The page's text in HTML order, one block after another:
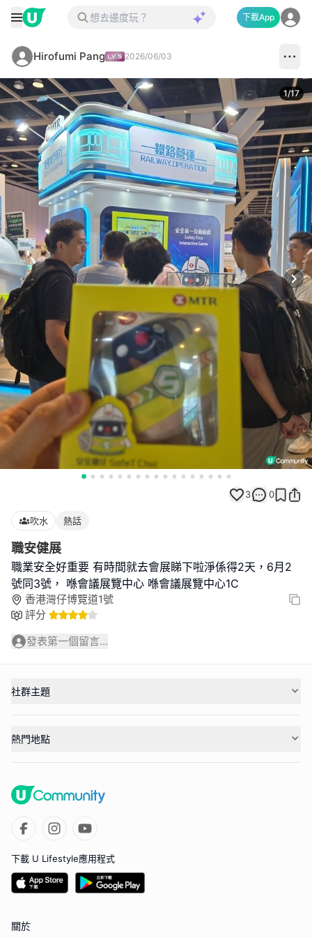
下載App
Hirofumi Pang 2026/06/03
1/17
3 0
吹水 熱話
職安健展
職業安全好重要 有時間就去會展睇下啦淨係得2天，6月2
號同3號， 喺會議展覽中心 喺會議展覽中心1C
香港灣仔博覽道1號
評分
發表第一個留言...
社群主題
熱門地點
下載 U Lifestyle應用程式
關於